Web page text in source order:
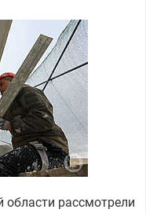
области рассмотрели